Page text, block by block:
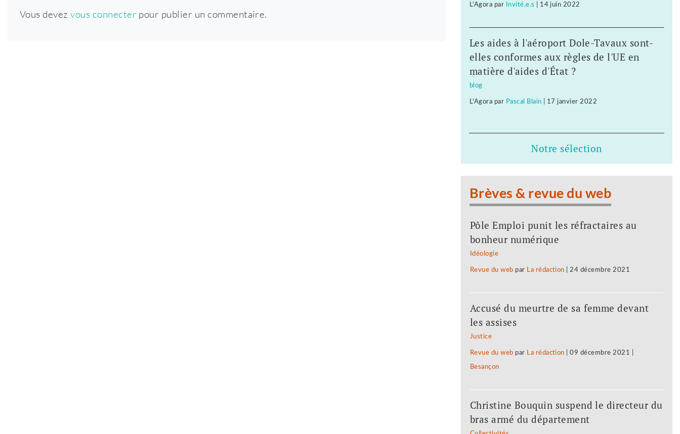
Vous devezvous connecter pour publier un commentaire.
L'Agora par Invité.e.s 14 juin 2022
Les aides à l'aéroport Dole-Tavaux sont-
elles conformes aux règles de l'UE en
matière d'aides d'État ?
blog
L'Agora par Pascal Blain 17 janvier 2022
Notre sélection
Brèves & revue du web
Pôle Emploi punit les réfractaires au
bonheur numérique
Idéologie
Revue du web par La rédaction 24 décembre 2021
Accusé du meurtre de sa femme devant
les assises
Justice
Revue du web par La rédaction |09 décembre 2021
Besançon
Christine Bouquin suspend le directeur du
bras armé du département